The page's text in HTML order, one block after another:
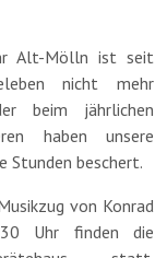
Alt-Mölln ist seit
nicht mehr
beim jährlichen
haben unsere
Stunden beschert.
von Konrad
Uhr finden die